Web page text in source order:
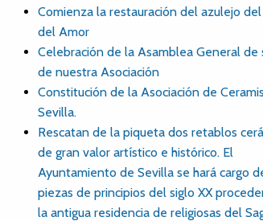
Comienza la restauración del azulejo
del Amor
Celebración de la Asamblea General de
de nuestra Asociación
Constitución de la Asociación de
Sevilla.
Rescatan de la piqueta dos retablos
de gran valor artístico e histórico. El
Ayuntamiento de Sevilla se hará cargo
piezas de principios del siglo XX
la antigua residencia de religiosas del